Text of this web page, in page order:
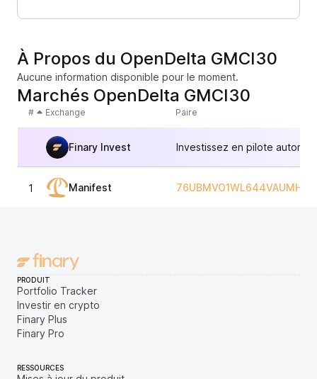
À Propos du OpenDelta GMCI30
Aucune information disponible pour le moment.
Marchés OpenDelta GMCI30
# Exchange Paire
Finary Invest Investissez en pilote
1 Manifest
PRODUIT
Portfolio Tracker
Investir en crypto
Finary Plus
Finary Pro
RESSOURCES